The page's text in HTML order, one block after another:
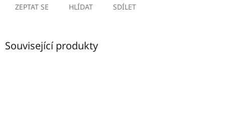
ZEPTAT SE HLÍDAT SDÍLET
Související produkty